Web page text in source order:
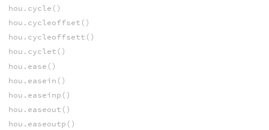
hou.cycle()
hou.cycleoffset()
hou.cycleoffsett()
hou.cyclet()
hou.ease()
hou.easein()
hou.easeinp()
hou.easeout()
hou.easeoutp()